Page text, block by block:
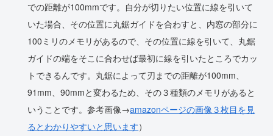
での距離が100mmです。自分が切りたい位置に線を引いて
いた場合、その位置に丸鋸ガイドを合わすと、内窓の部分に
100ミリのメモリがあるので、その位置に線を引いて、丸鋸
ガイドの端をそこに合わせば最初に線を引いたところでカッ
トできるんです。丸鋸によって刃までの距離が100mm、
91mm、90mmと変わるため、その３種類のメモリがあると
いうことです。参考画像→amazonページの画像３枚目を見
るとわかりやすいと思います）